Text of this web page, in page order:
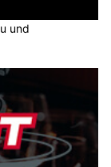
und